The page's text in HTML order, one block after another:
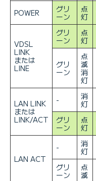
POWER
グリ
ーン
点
灯
VDSL
LINK
または
LINE
グリ
ーン
点
灯
グリ
ーン
点
滅
消
灯
LAN LINK
または
LINK/ACT
-
消
灯
グリ
ーン
点
灯
LAN ACT
-
消
灯
グリ
ーン
点
滅